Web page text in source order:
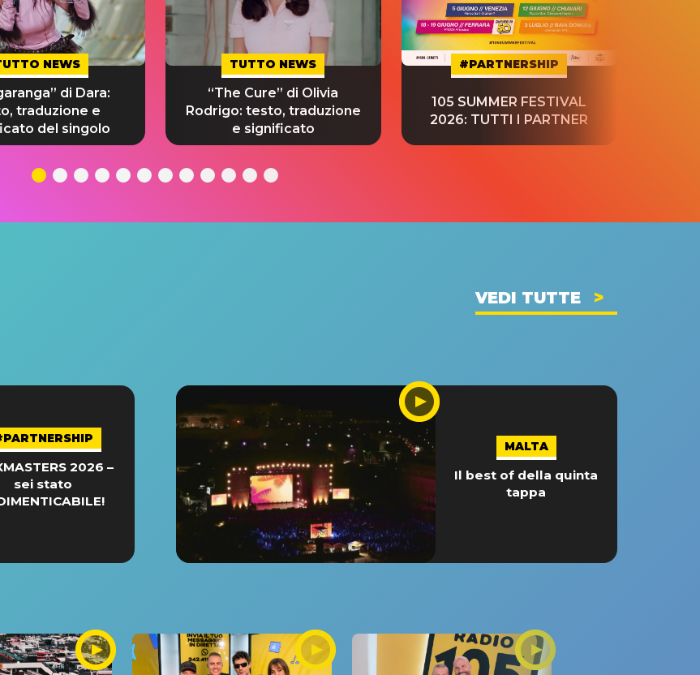
NEWS
di Dara:
traduzione e
del singolo
TUTTO NEWS
“The Cure” di Olivia
Rodrigo: testo, traduzione
e significato
#PARTNERSHIP
105 SUMMER FESTIVAL
2026: TUTTI I PARTNER
VEDI TUTTE
2026 –
sei stato
MALTA
Il best of della quinta
tappa